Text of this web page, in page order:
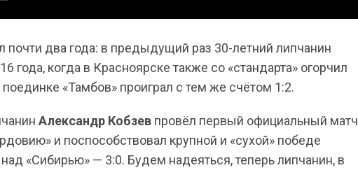
два года: в предыдущий раз 30-летний липчанин
года, когда в Красноярске также со «стандарта» огорчил
поединке «Тамбов» проиграл с тем же счётом 1:2.
Александр Кобзев провёл первый официальный матч
и поспособствовал крупной и «сухой» победе
«Сибирью» — 3:0. Будем надеяться, теперь липчанин, в